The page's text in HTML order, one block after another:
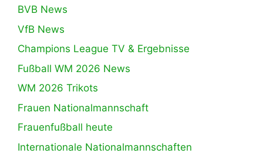
BVB News
VfB News
Champions League TV & Ergebnisse
Fußball WM 2026 News
WM 2026 Trikots
Frauen Nationalmannschaft
Frauenfußball heute
Internationale Nationalmannschaften